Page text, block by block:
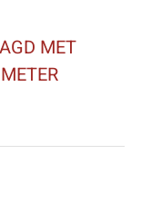
MET